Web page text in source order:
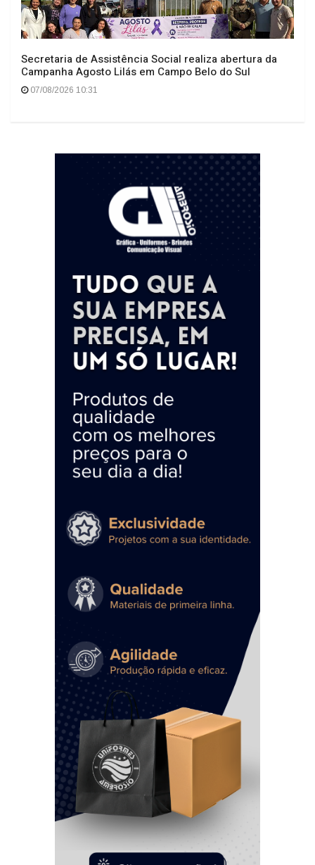
Secretaria de Assistência Social realiza abertura da
Campanha Agosto Lilás em Campo Belo do Sul
07/08/2026 10:31